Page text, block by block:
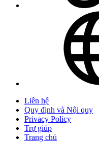
Liên hệ
Quy định và Nội quy
Privacy Policy
Trợ giúp
Trang chủ